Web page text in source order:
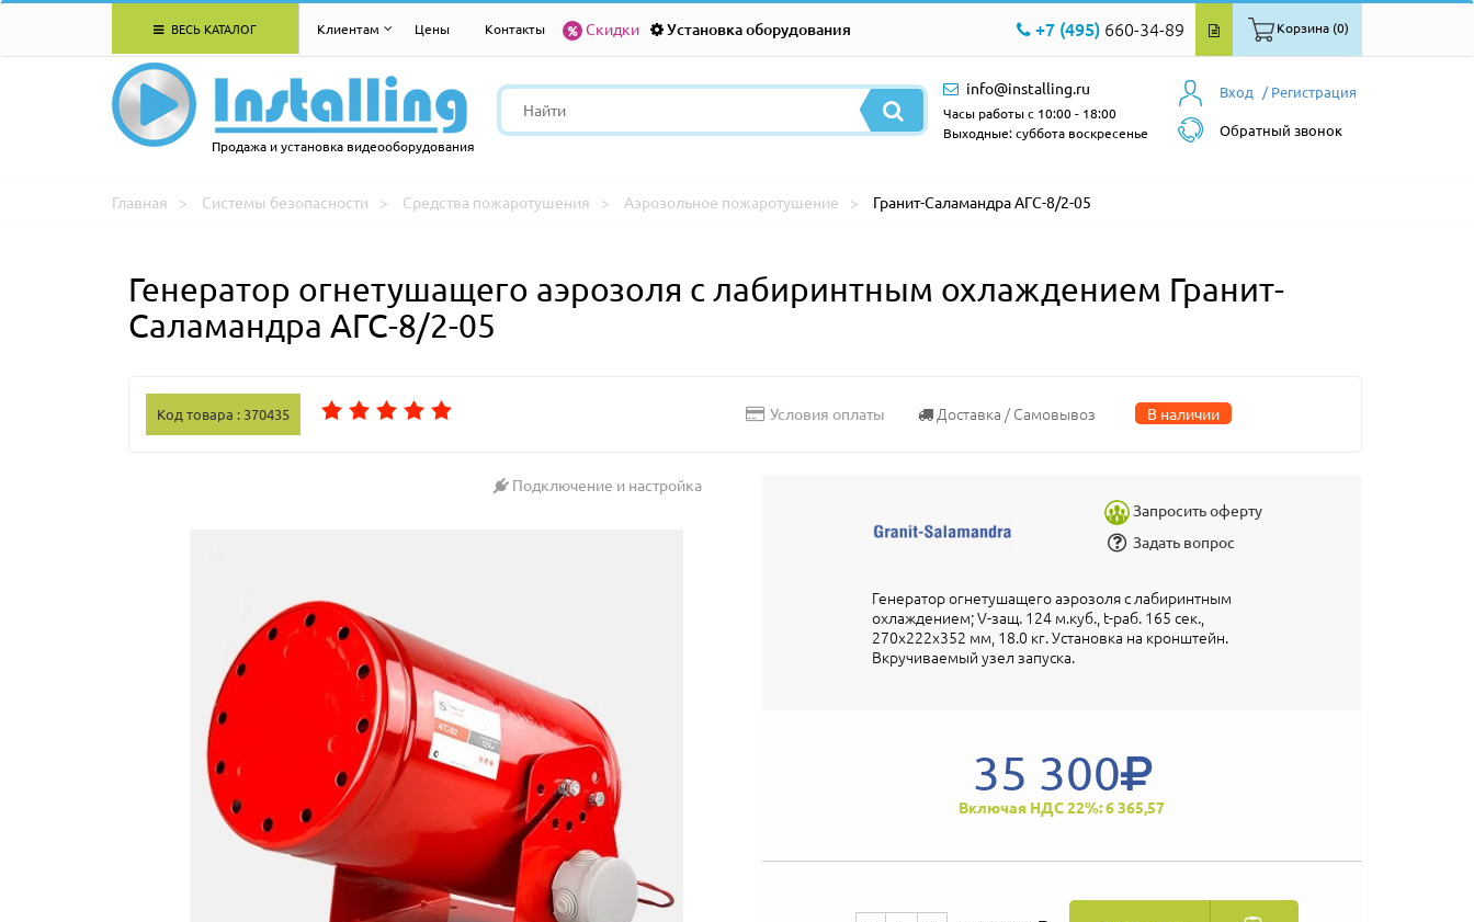
ВЕСЬ КАТАЛОГ Клиентам Цены Контакты Скидки Установка оборудования +7 (495) 660-34-89 Корзина (0)
Продажа и установка видеооборудования
Вход / Регистрация
Обратный звонок
info@installing.ru
Часы работы с 10:00 - 18:00
Выходные: суббота воскресенье
Главная Системы безопасности Средства пожаротушения Аэрозольное пожаротушение Гранит-Саламандра АГС-8/2-05
Генератор огнетушащего аэрозоля с лабиринтным охлаждением Гранит-
Саламандра АГС-8/2-05
Код товара : 370435 Условия оплаты Доставка / Самовывоз В наличии
Подключение и настройка
Запросить оферту
Задать вопрос
Генератор огнетушащего аэрозоля с лабиринтным
охлаждением; V-защ. 124 м.куб., t-раб. 165 сек.,
270х222х352 мм, 18.0 кг. Установка на кронштейн.
Вкручиваемый узел запуска.
35 300
Включая НДС 22%: 6 365,57